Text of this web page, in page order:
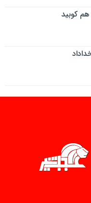
هم کوبید